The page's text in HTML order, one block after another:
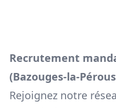
Recrutement
(Bazouges-la-
Rejoignez notre